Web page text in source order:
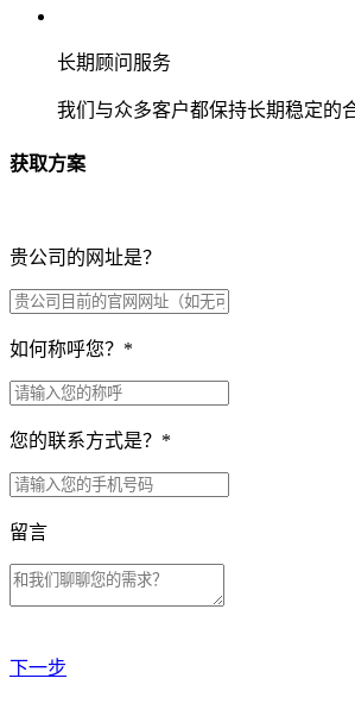
长期顾问服务
我们与众多客户都保持长期稳定的
获取方案
贵公司的网址是？
如何称呼您？ *
您的联系方式是？ *
留言
下一步